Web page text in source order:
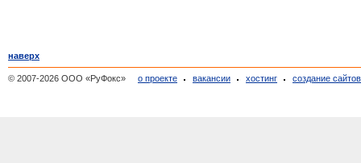
наверх
© 2007-2026 ООО «РуФокс» о проекте вакансии хостинг создание сайтов